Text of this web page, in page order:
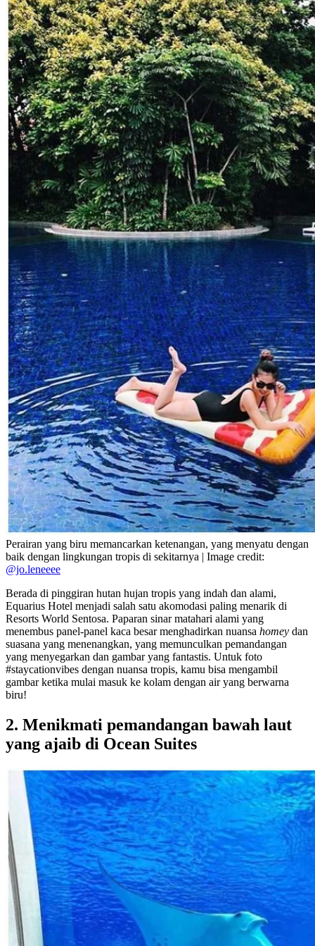
Perairan yang biru memancarkan ketenangan, yang menyatu dengan
baik dengan lingkungan tropis di sekitarnya | Image credit:
@jo.leneeee
Berada di pinggiran hutan hujan tropis yang indah dan alami,
Equarius Hotel menjadi salah satu akomodasi paling menarik di
Resorts World Sentosa. Paparan sinar matahari alami yang
menembus panel-panel kaca besar menghadirkan nuansa homey dan
suasana yang menenangkan, yang memunculkan pemandangan
yang menyegarkan dan gambar yang fantastis. Untuk foto
#staycationvibes dengan nuansa tropis, kamu bisa mengambil
gambar ketika mulai masuk ke kolam dengan air yang berwarna
biru!
2. Menikmati pemandangan bawah laut
yang ajaib di Ocean Suites